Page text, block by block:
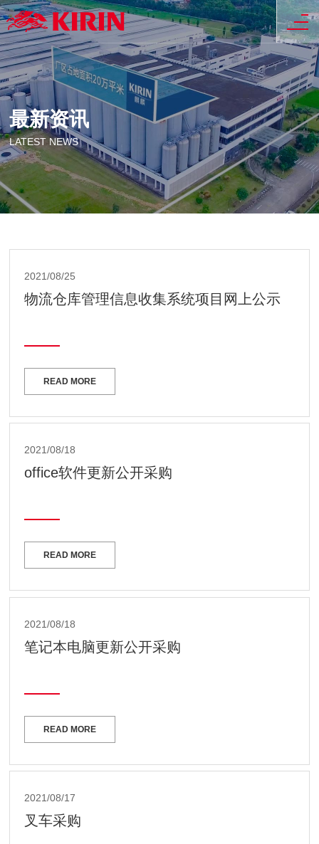
最新资讯
LATEST NEWS
2021/08/25
物流仓库管理信息收集系统项目网上公示
READ MORE
2021/08/18
office软件更新公开采购
READ MORE
2021/08/18
笔记本电脑更新公开采购
READ MORE
2021/08/17
叉车采购